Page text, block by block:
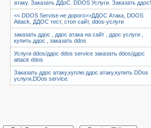
атаку. Заказать ДДоС. DDOS Услуги. Заказать ддос!
<< DDOS Servise не дорого>>ДДОС Атака, DDOS
Attack, ДДОС тест, стоп сайт, ddos-услуги
заказать ддос , ддос атака на сайт , ддос услуги ,
купить ддос , заказать ddos
Услуги ddos/ддос ddos service заказать ddos/ддос
attack ddos
Заказать ддос атаку,куплю ддос атаку,купить DDos
услуги,DDos service.